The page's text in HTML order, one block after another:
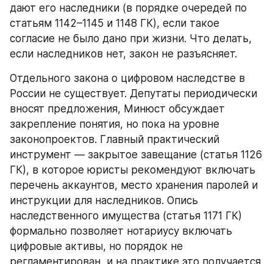
дают его наследники (в порядке очередей по
статьям 1142–1145 и 1148 ГК), если такое
согласие не было дано при жизни. Что делать,
если наследников нет, закон не разъясняет.
Отдельного закона о цифровом наследстве в
России не существует. Депутаты периодически
вносят предложения, Минюст обсуждает
закрепление понятия, но пока на уровне
законопроектов. Главный практический
инструмент — закрытое завещание (статья 1126
ГК), в которое юристы рекомендуют включать
перечень аккаунтов, место хранения паролей и
инструкции для наследников. Опись
наследственного имущества (статья 1171 ГК)
формально позволяет нотариусу включать
цифровые активы, но порядок не